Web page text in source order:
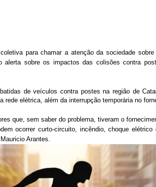
para chamar a atenção da sociedade
alerta sobre os impactos das colisões contra
de veículos contra postes na região de
elétrica, além da interrupção temporária no
que, sem saber do problema, tiveram o
ocorrer curto-circuito, incêndio, choque
Arantes.